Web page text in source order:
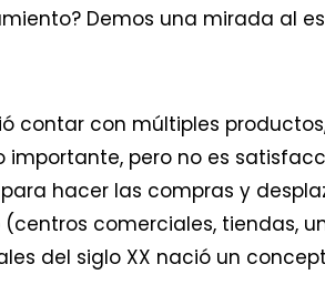
Demos una mirada al
contar con múltiples
importante, pero no es
hacer las compras y
comerciales, tiendas,
del siglo XX nació un